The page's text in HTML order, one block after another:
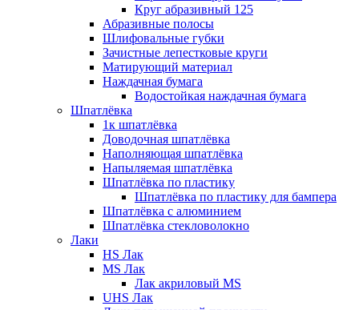
Круг абразивный 125
Абразивные полосы
Шлифовальные губки
Зачистные лепестковые круги
Матирующий материал
Наждачная бумага
Водостойкая наждачная бумага
Шпатлёвка
1к шпатлёвка
Доводочная шпатлёвка
Наполняющая шпатлёвка
Напыляемая шпатлёвка
Шпатлёвка по пластику
Шпатлёвка по пластику для бампера
Шпатлёвка с алюминием
Шпатлёвка стекловолокно
Лаки
HS Лак
MS Лак
Лак акриловый MS
UHS Лак